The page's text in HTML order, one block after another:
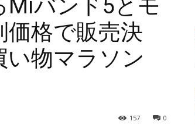
Miバンド5とモ
格で販売決
い物マラソン
0
157